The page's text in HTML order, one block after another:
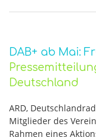
DAB+ ab Mai:
Deutschland
ARD,
Mitglieder des
Rahmen eines